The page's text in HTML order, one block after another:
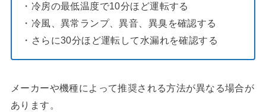
・冷房の最低温度で10分ほど運転する
・冷風、異常ランプ、異音、異臭を確認する
・さらに30分ほど運転して水漏れを確認する
メーカーや機種によって推奨される方法が異なる場合が
あります。